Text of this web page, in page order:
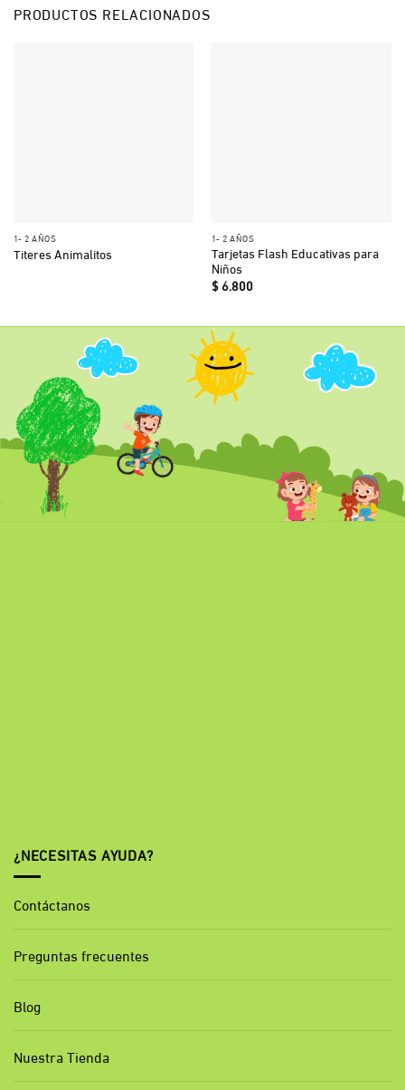
PRODUCTOS RELACIONADOS
1- 2 AÑOS
Titeres Animalitos
1- 2 AÑOS
Tarjetas Flash Educativas para
Niños
$6.800
¿NECESITAS AYUDA?
Contáctanos
Preguntas frecuentes
Blog
Nuestra Tienda